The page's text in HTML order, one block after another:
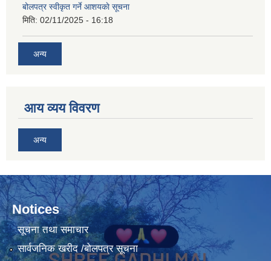
बोलपत्र स्वीकृत गर्ने आशयकाे सूचना
मिति: 02/11/2025 - 16:18
अन्य
आय व्यय विवरण
अन्य
Notices
सूचना तथा समाचार
सार्वजनिक खरीद /बोलपत्र सूचना